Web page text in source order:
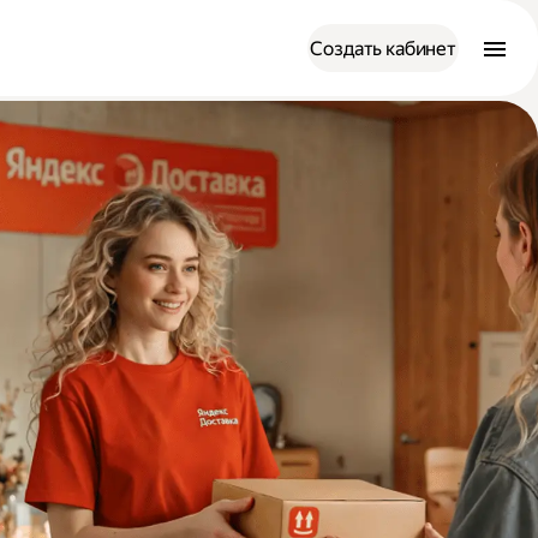
Создать кабинет